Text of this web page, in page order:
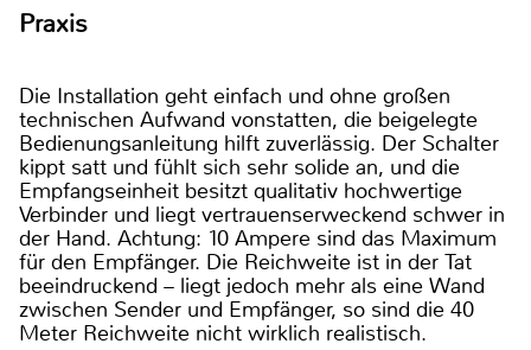
Praxis
Die Installation geht einfach und ohne großen
technischen Aufwand vonstatten, die beigelegte
Bedienungsanleitung hilft zuverlässig. Der Schalter
kippt satt und fühlt sich sehr solide an, und die
Empfangseinheit besitzt qualitativ hochwertige
Verbinder und liegt vertrauenserweckend schwer in
der Hand. Achtung: 10 Ampere sind das Maximum
für den Empfänger. Die Reichweite ist in der Tat
beeindruckend – liegt jedoch mehr als eine Wand
zwischen Sender und Empfänger, so sind die 40
Meter Reichweite nicht wirklich realistisch.